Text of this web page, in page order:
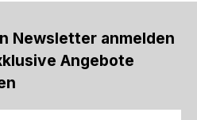
Newsletter anmelden
Angebote